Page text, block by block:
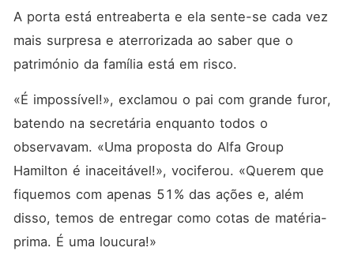
tarde demais, Roma.
Vendeste a tua alma ao
diabo... e eu sou o dono.»
Conseguirá ela escapar do
A porta está entreaberta e ela sente-se cada vez
mais surpresa e aterrorizada ao saber que o
património da família está em risco.
«É impossível!», exclamou o pai com grande furor,
batendo na secretária enquanto todos o
observavam. «Uma proposta do Alfa Group
Hamilton é inaceitável!», vociferou. «Querem que
fiquemos com apenas 51% das ações e, além
disso, temos de entregar como cotas de matéria-
prima. É uma loucura!»